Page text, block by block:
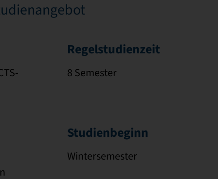
Regelstudienzeit
8 Semester
Studienbeginn
Wintersemester